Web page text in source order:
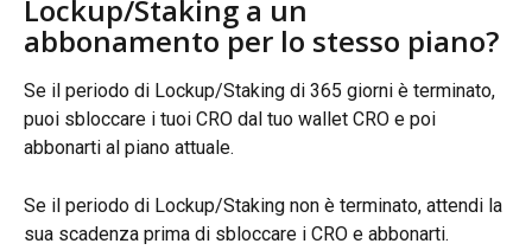
Lockup/Staking a un
abbonamento per lo stesso piano?
Se il periodo di Lockup/Staking di 365 giorni è terminato,
puoi sbloccare i tuoi CRO dal tuo wallet CRO e poi
abbonarti al piano attuale.
Se il periodo di Lockup/Staking non è terminato, attendi la
sua scadenza prima di sbloccare i CRO e abbonarti.